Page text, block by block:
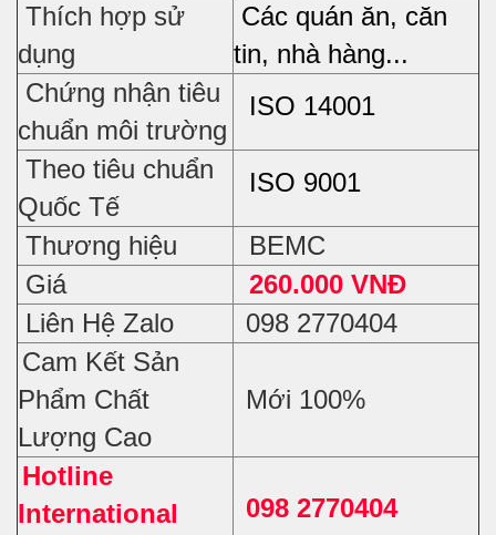
Thích hợp sử
dụng
Các quán ăn, căn
tin, nhà hàng...
Chứng nhận tiêu
chuẩn môi trường
ISO 14001
Theo tiêu chuẩn
Quốc Tế
ISO 9001
Thương hiệu
BEMC
Giá
260.000 VNĐ
Liên Hệ Zalo
098 2770404
Cam Kết Sản
Phẩm Chất
Lượng Cao
Mới 100%
Hotline
International
098 2770404